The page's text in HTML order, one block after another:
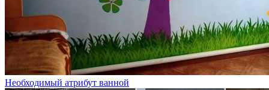
Необходимый атрибут ванной